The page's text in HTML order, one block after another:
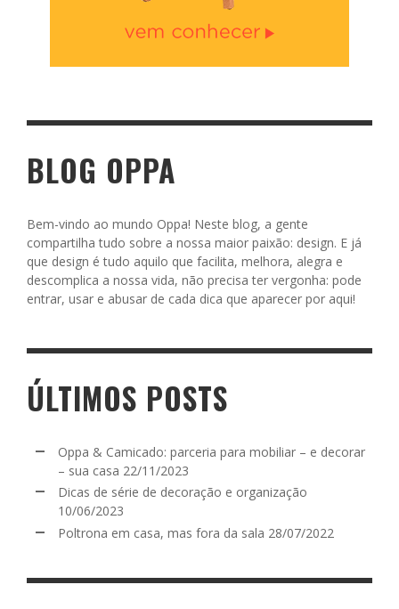
BLOG OPPA
Bem-vindo ao mundo Oppa! Neste blog, a gente
compartilha tudo sobre a nossa maior paixão: design. E já
que design é tudo aquilo que facilita, melhora, alegra e
descomplica a nossa vida, não precisa ter vergonha: pode
entrar, usar e abusar de cada dica que aparecer por aqui!
ÚLTIMOS POSTS
Oppa & Camicado: parceria para mobiliar – e decorar
– sua casa 22/11/2023
Dicas de série de decoração e organização
10/06/2023
Poltrona em casa, mas fora da sala 28/07/2022